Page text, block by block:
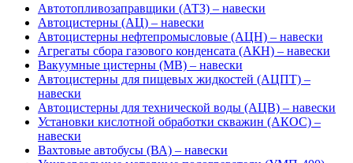
Автотопливозаправщики (АТЗ) – навески
Автоцистерны (АЦ) – навески
Автоцистерны нефтепромысловые (АЦН) – навески
Агрегаты сбора газового конденсата (АКН) – навески
Вакуумные цистерны (МВ) – навески
Автоцистерны для пищевых жидкостей (АЦПТ) –
навески
Автоцистерны для технической воды (АЦВ) – навески
Установки кислотной обработки скважин (АКОС) –
навески
Вахтовые автобусы (ВА) – навески